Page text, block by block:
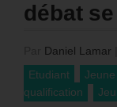
débat
Daniel Lamar
Etudiant
Jeune
qualification